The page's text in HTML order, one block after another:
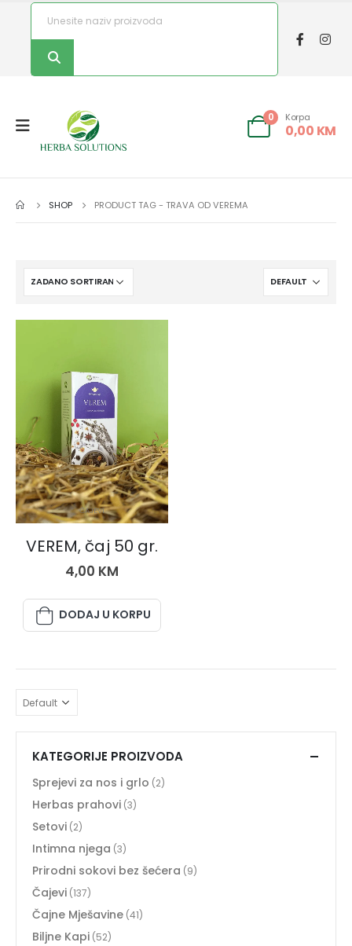
0 Korpa
0,00 KM
SHOP PRODUCT TAG - TRAVA OD VEREMA
ČAJEVI
VEREM, čaj 50 gr.
4,00 KM
DODAJ U KORPU
KATEGORIJE PROIZVODA
Sprejevi za nos i grlo (2)
Herbas prahovi (3)
Setovi (2)
Intimna njega (3)
Prirodni sokovi bez šećera (9)
Čajevi (137)
Čajne Mješavine (41)
Biljne Kapi (52)